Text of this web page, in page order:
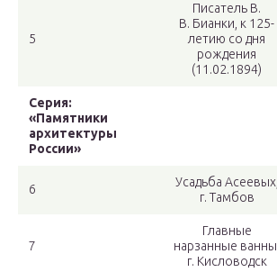
5
Писатель В.
В. Бианки, к 125-
летию со дня
рождения
(11.02.1894)
Серия:
«Памятники
архитектуры
России»
6
Усадьба Асеевых,
г. Тамбов
7
Главные
нарзанные ванны,
г. Кисловодск